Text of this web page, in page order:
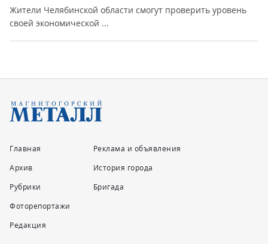
Жители Челябинской области смогут проверить уровень
своей экономической ...
Главная
Архив
Рубрики
Фоторепортажи
Редакция
Реклама и объявления
История города
Бригада